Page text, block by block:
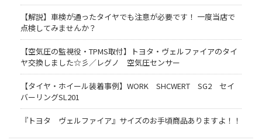
【解説】車検が通ったタイヤでも注意が必要です！ 一度当店で
点検してみませんか？
【空気圧の監視役・TPMS取付】トヨタ・ヴェルファイアのタイ
ヤ交換しました☆彡／レグノ 空気圧センサー
【タイヤ・ホイール装着事例】WORK SHCWERT SG2 セイ
バーリングSL201
『トヨタ ヴェルファイア』サイズのお手頃商品ありますよ！！